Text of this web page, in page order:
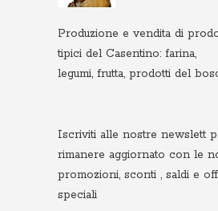
Produzione e vendita di
tipici del Casentino: farina,
legumi, frutta, prodotti del
Iscriviti alle nostre newslett
rimanere aggiornato con le
promozioni, sconti , saldi e
speciali